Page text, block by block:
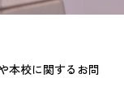
本校に関するお問